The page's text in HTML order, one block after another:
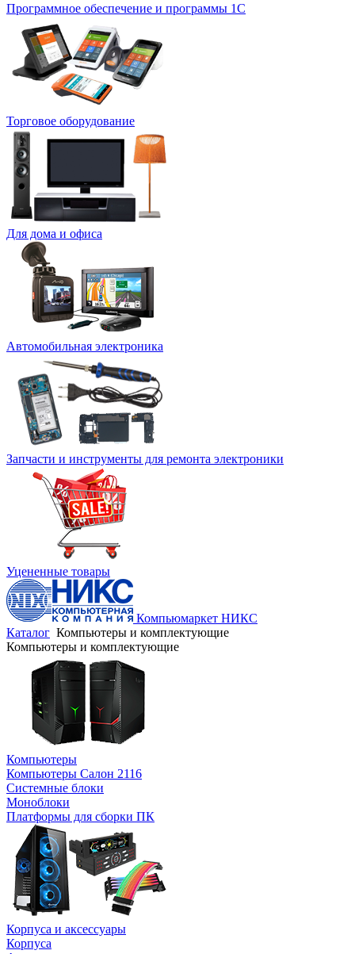
Программное обеспечение и программы 1С
Торговое оборудование
Для дома и офиса
Автомобильная электроника
Запчасти и инструменты для ремонта электроники
Уцененные товары
Компьюмаркет НИКС
Каталог Компьютеры и комплектующие
Компьютеры и комплектующие
Компьютеры
Компьютеры Салон 2116
Системные блоки
Моноблоки
Платформы для сборки ПК
Корпуса и аксессуары
Корпуса